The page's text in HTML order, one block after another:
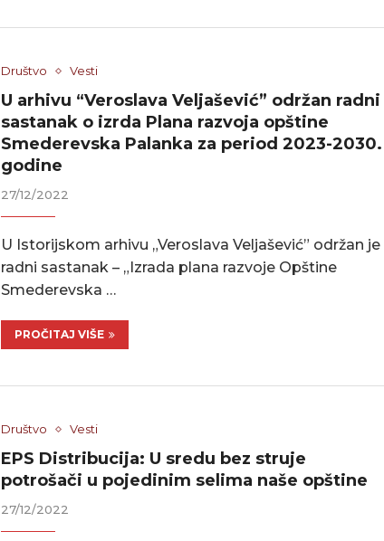
Društvo Vesti
U arhivu “Veroslava Veljašević” održan radni
sastanak o izrda Plana razvoja opštine
Smederevska Palanka za period 2023-2030.
godine
27/12/2022
U Istorijskom arhivu „Veroslava Veljašević” održan je
radni sastanak – „Izrada plana razvoje Opštine
Smederevska …
PROČITAJ VIŠE
Društvo Vesti
EPS Distribucija: U sredu bez struje
potrošači u pojedinim selima naše opštine
27/12/2022